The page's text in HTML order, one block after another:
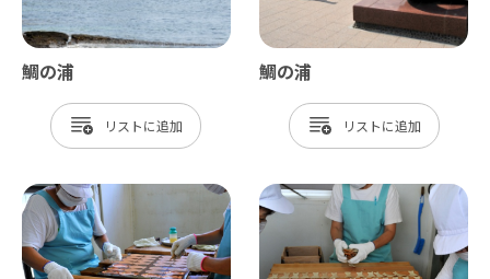
鯛の浦
リスト
鯛の浦
リスト